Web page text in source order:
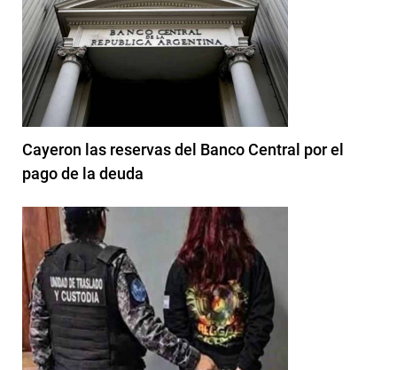
Cayeron las reservas del Banco Central por el
pago de la deuda